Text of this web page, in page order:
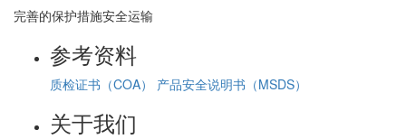
完善的保护措施安全运输
参考资料
质检证书（COA） 产品安全说明书（MSDS）
关于我们